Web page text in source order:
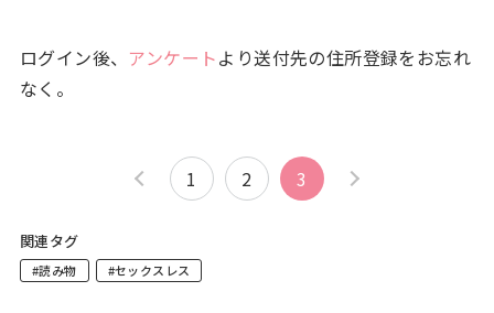
ログイン後、 アンケートより送付先の住所登録をお忘れ
なく。
1 2 3
関連タグ
#読み物 #セックスレス